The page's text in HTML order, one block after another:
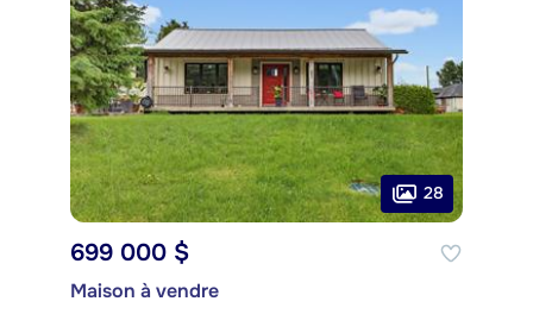
28
699 000 $
Maison à vendre